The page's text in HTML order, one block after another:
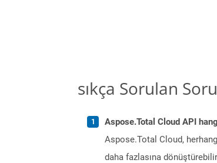
sıkça Sorulan
Aspose.Total Cloud API
Aspose.Total Cloud,
daha fazlasına